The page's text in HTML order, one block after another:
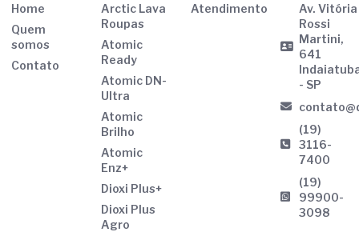
Home
Quem
somos
Contato
Arctic Lava
Roupas
Atomic
Ready
Atomic DN-
Ultra
Atomic
Brilho
Atomic
Enz+
Dioxi Plus+
Dioxi Plus
Agro
Atendimento
Av. Vitória
Rossi
Martini,
641
- SP
(19)
3116-
7400
(19)
99900-
3098